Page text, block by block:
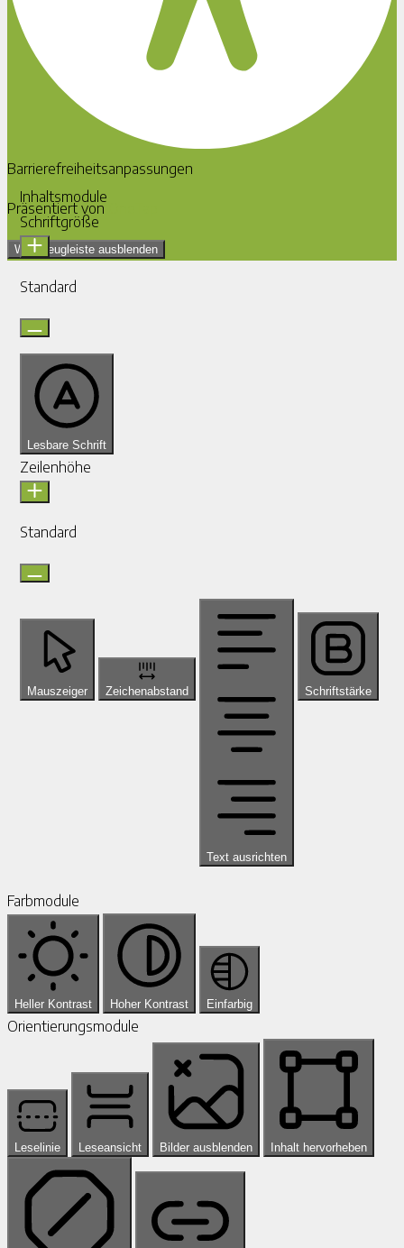
Barrierefreiheitsanpassungen
Präsentiert von
Werkzeugleiste ausblenden
Inhaltsmodule
Schriftgröße
Standard
Lesbare Schrift
Zeilenhöhe
Standard
Mauszeiger Zeichenabstand
Text ausrichten
Schriftstärke
Farbmodule
Heller Kontrast Hoher Kontrast Einfarbig
Orientierungsmodule
Leselinie Leseansicht Bilder ausblenden Inhalt hervorheben